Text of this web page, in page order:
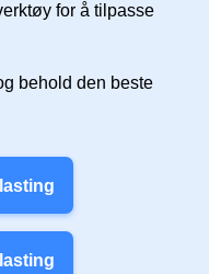
for å tilpasse
behold den beste